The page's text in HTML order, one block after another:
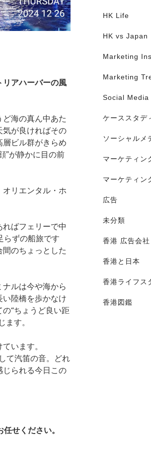
リアハーバーの風
海の真ん中あた
気が良ければその
ビル群がきらめ
”が静かに目の前
リエンタル・ホ
ばフェリーで中
らずの船旅です
のちょっとした
ルは今や海から
陸橋を歩かなけ
“ちょうど良い距
す。
います。
て汽笛の音。どれ
じられる今日この
せください。
HK Life
HK vs Japan
Marketing
Marketing
Social Media
ケーススタデ
ソーシャルメ
マーケティン
マーケティン
広告
未分類
香港 広告会社
香港と日本
香港ライフス
香港図鑑